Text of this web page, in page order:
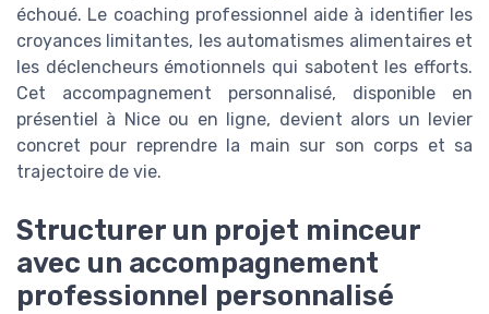
échoué. Le coaching professionnel aide à identifier les
croyances limitantes, les automatismes alimentaires et
les déclencheurs émotionnels qui sabotent les efforts.
Cet accompagnement personnalisé, disponible en
présentiel à Nice ou en ligne, devient alors un levier
concret pour reprendre la main sur son corps et sa
trajectoire de vie.
Structurer un projet minceur
avec un accompagnement
professionnel personnalisé